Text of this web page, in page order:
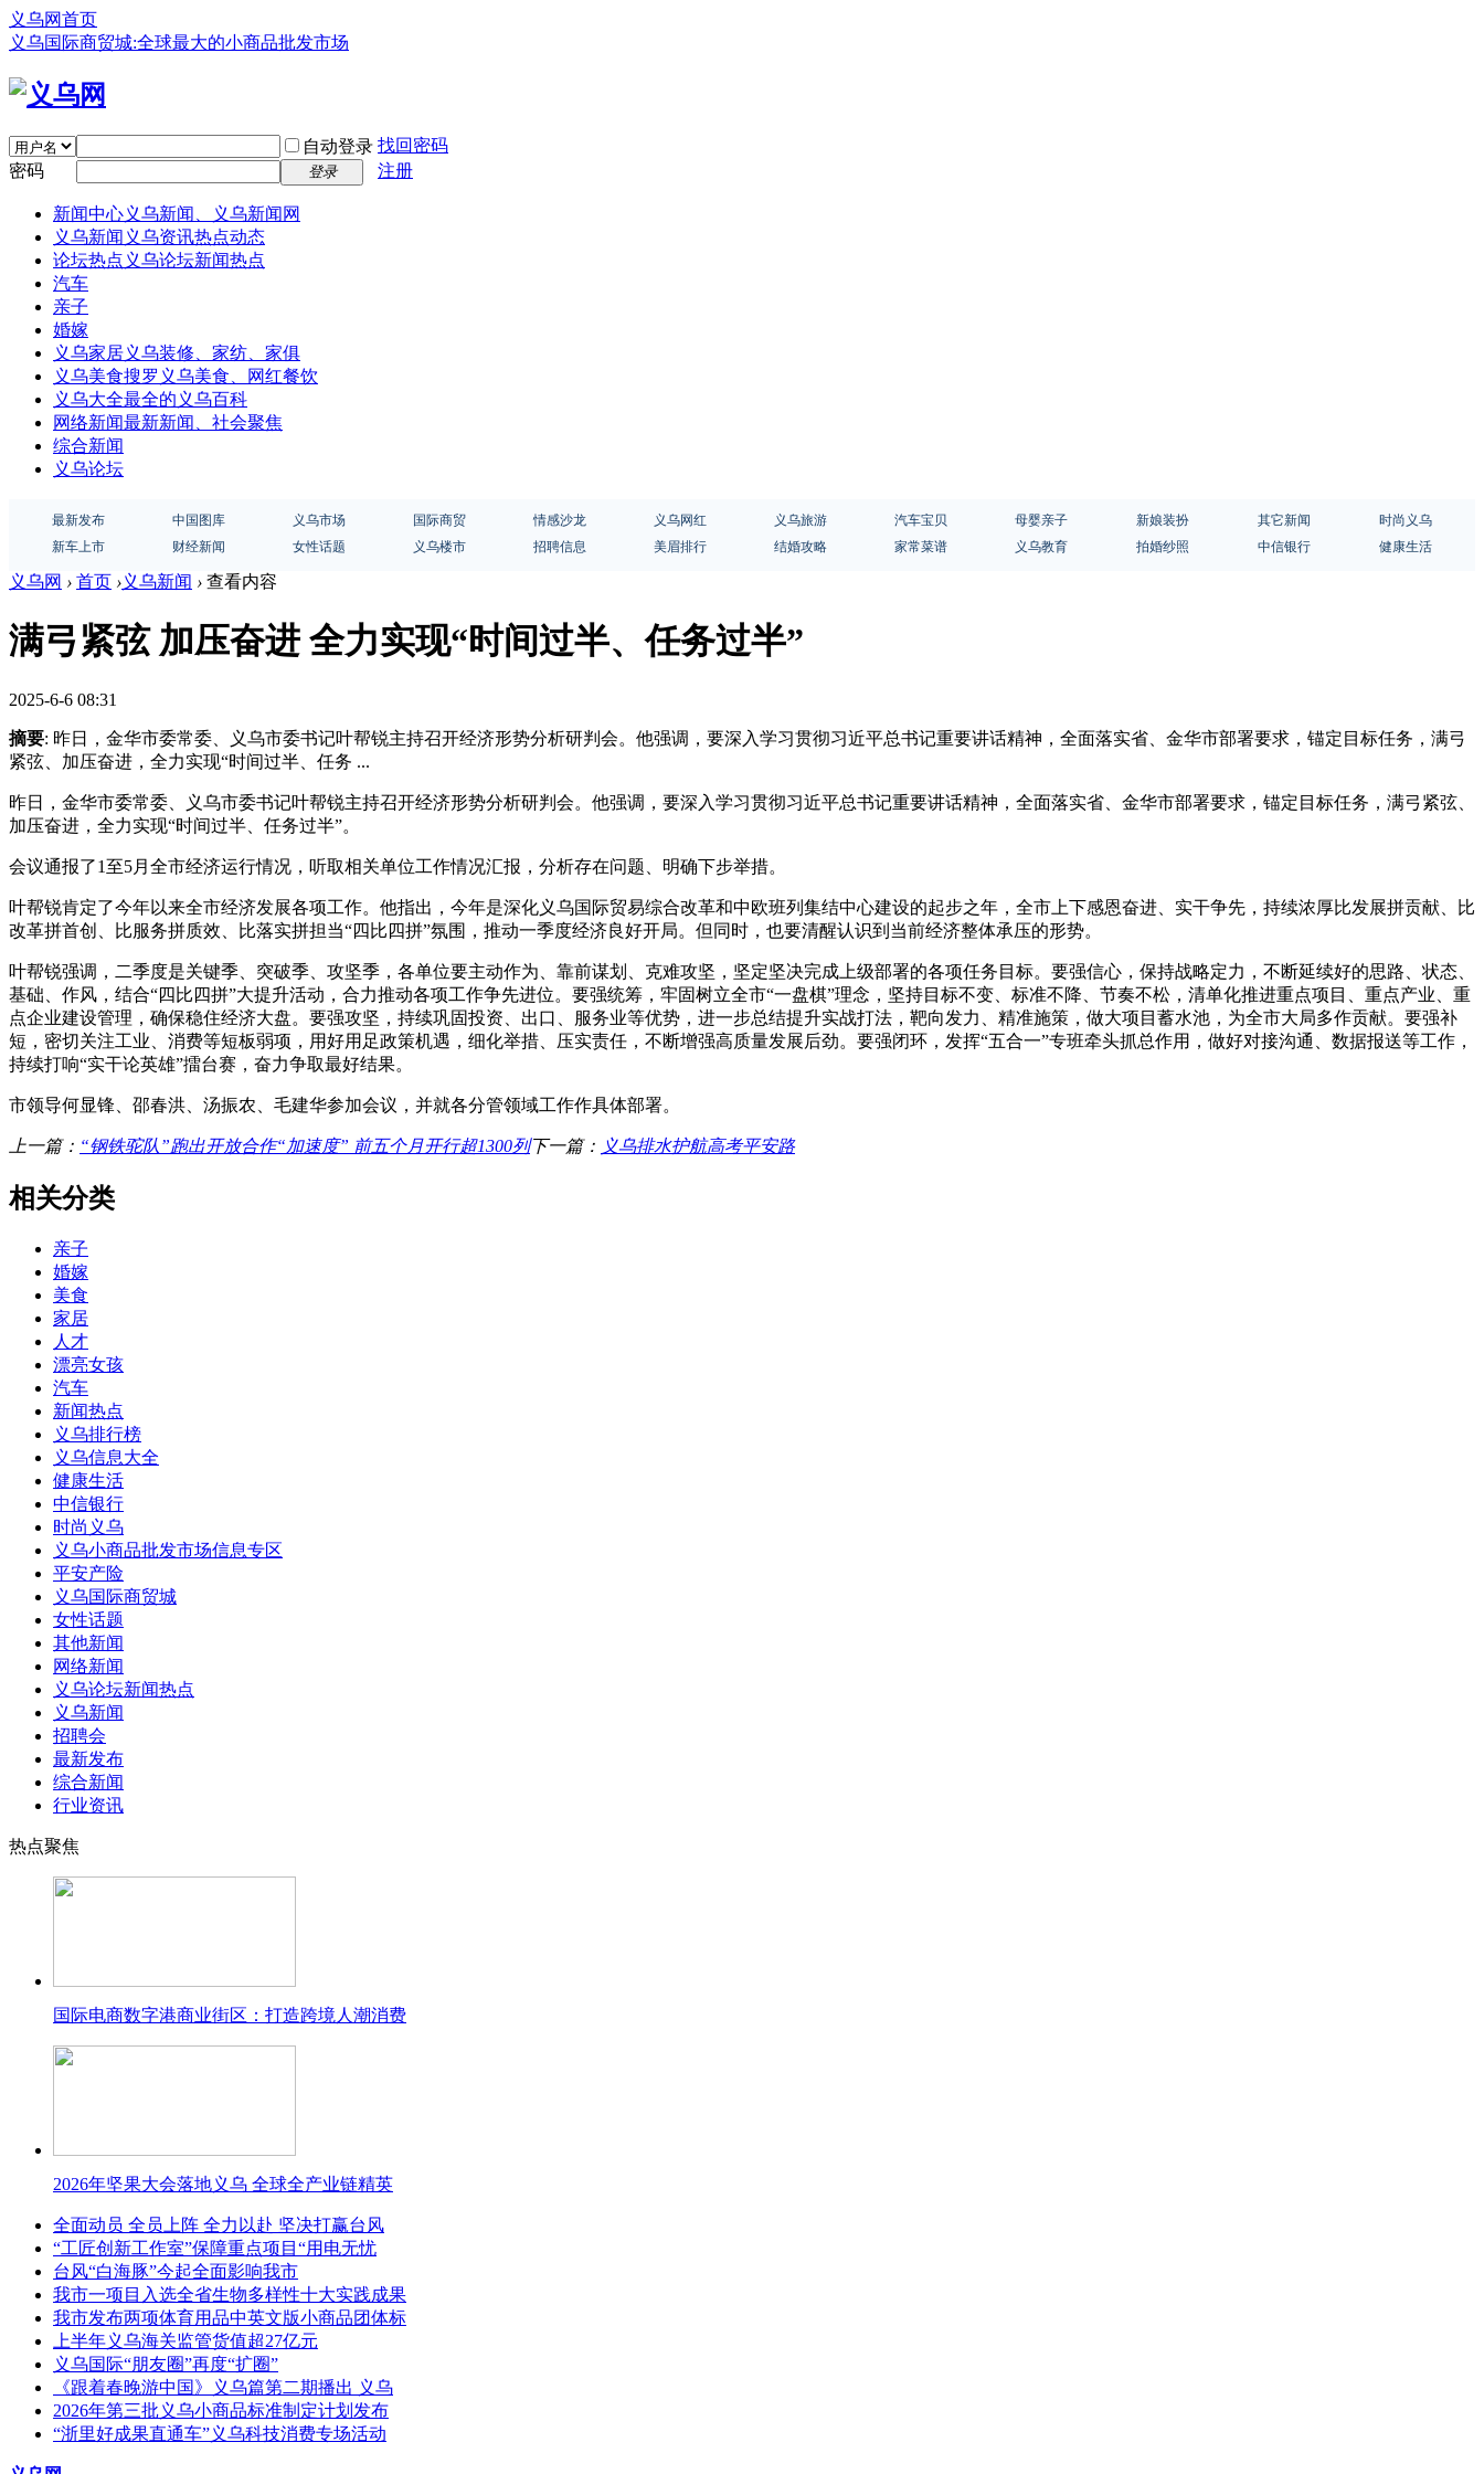
义乌网首页
义乌国际商贸城:全球最大的小商品批发市场
自动登录 找回密码
密码
登录 注册
新闻中心义乌新闻、义乌新闻网
义乌新闻 义乌资讯热点动态
论坛热点 义乌论坛新闻热点
汽车
亲子
婚嫁
义乌家居义乌装修、家纺、家俱
义乌美食搜罗义乌美食、网红餐饮
义乌大全最全的义乌百科
网络新闻最新新闻、社会聚焦
综合新闻
义乌论坛
最新发布 中国图库 义乌市场 国际商贸 情感沙龙 义乌网红 义乌旅游 汽车宝贝 母婴亲子 新娘装扮 其它新闻
时尚义乌
新车上市
财经新闻 女性话题 义乌楼市 招聘信息 美眉排行 结婚攻略 家常菜谱 义乌教育 拍婚纱照 中信银行 健康生活
义乌网 › 首页 ›义乌新闻 › 查看内容
满弓紧弦 加压奋进 全力实现“时间过半、任务过半”
2025-6-6 08:31
摘要: 昨日，金华市委常委、义乌市委书记叶帮锐主持召开经济形势分析研判会。他强调，要深入学习贯彻习近平总书记重要讲话精神，全面落实省、金华市部署要求，锚定目标任务，满弓
紧弦、加压奋进，全力实现“时间过半、任务 ...
昨日，金华市委常委、义乌市委书记叶帮锐主持召开经济形势分析研判会。他强调，要深入学习贯彻习近平总书记重要讲话精神，全面落实省、金华市部署要求，锚定目标任务，满弓紧弦、
加压奋进，全力实现“时间过半、任务过半”。
会议通报了1至5月全市经济运行情况，听取相关单位工作情况汇报，分析存在问题、明确下步举措。
叶帮锐肯定了今年以来全市经济发展各项工作。他指出，今年是深化义乌国际贸易综合改革和中欧班列集结中心建设的起步之年，全市上下感恩奋进、实干争先，持续浓厚比发展拼贡献、比
改革拼首创、比服务拼质效、比落实拼担当“四比四拼”氛围，推动一季度经济良好开局。但同时，也要清醒认识到当前经济整体承压的形势。
叶帮锐强调，二季度是关键季、突破季、攻坚季，各单位要主动作为、靠前谋划、克难攻坚，坚定坚决完成上级部署的各项任务目标。要强信心，保持战略定力，不断延续好的思路、状态、
基础、作风，结合“四比四拼”大提升活动，合力推动各项工作争先进位。要强统筹，牢固树立全市“一盘棋”理念，坚持目标不变、标准不降、节奏不松，清单化推进重点项目、重点产业、重
点企业建设管理，确保稳住经济大盘。要强攻坚，持续巩固投资、出口、服务业等优势，进一步总结提升实战打法，靶向发力、精准施策，做大项目蓄水池，为全市大局多作贡献。要强补
短，密切关注工业、消费等短板弱项，用好用足政策机遇，细化举措、压实责任，不断增强高质量发展后劲。要强闭环，发挥“五合一”专班牵头抓总作用，做好对接沟通、数据报送等工作，
持续打响“实干论英雄”擂台赛，奋力争取最好结果。
市领导何显锋、邵春洪、汤振农、毛建华参加会议，并就各分管领域工作作具体部署。
上一篇： “钢铁驼队”跑出开放合作“加速度” 前五个月开行超1300列下一篇： 义乌排水护航高考平安路
相关分类
亲子
婚嫁
美食
家居
人才
漂亮女孩
汽车
新闻热点
义乌排行榜
义乌信息大全
健康生活
中信银行
时尚义乌
义乌小商品批发市场信息专区
平安产险
义乌国际商贸城
女性话题
其他新闻
网络新闻
义乌论坛新闻热点
义乌新闻
招聘会
最新发布
综合新闻
行业资讯
热点聚焦
国际电商数字港商业街区：打造跨境人潮消费
2026年坚果大会落地义乌 全球全产业链精英
全面动员 全员上阵 全力以赴 坚决打赢台风
“工匠创新工作室”保障重点项目“用电无忧
台风“白海豚”今起全面影响我市
我市一项目入选全省生物多样性十大实践成果
我市发布两项体育用品中英文版小商品团体标
上半年义乌海关监管货值超27亿元
义乌国际“朋友圈”再度“扩圈”
《跟着春晚游中国》义乌篇第二期播出 义乌
2026年第三批义乌小商品标准制定计划发布
“浙里好成果直通车”义乌科技消费专场活动